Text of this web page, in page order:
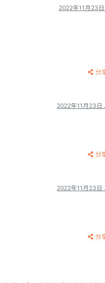
2022年11月23
分
2022年11月23日
分
2022年11月23日
分